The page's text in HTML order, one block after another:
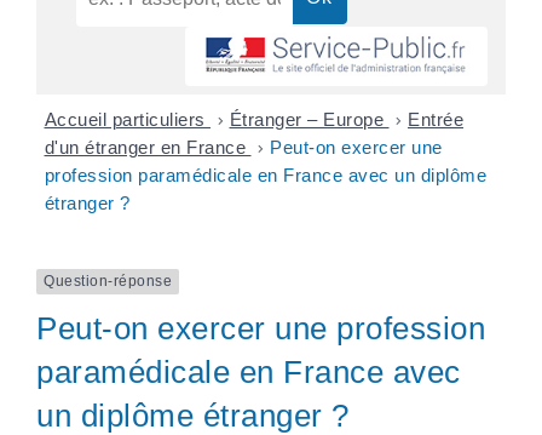
Accueil particuliers > Étranger – Europe > Entrée
d'un étranger en France > Peut-on exercer une
profession paramédicale en France avec un diplôme
étranger ?
Question-réponse
Peut-on exercer une profession
paramédicale en France avec
un diplôme étranger ?